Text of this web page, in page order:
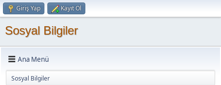
Giriş Yap Kayıt Ol
Sosyal Bilgiler
Ana Menü
Sosyal Bilgiler